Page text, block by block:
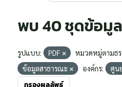
พบ 40 ชุดข้อมูล
รูปแบบ: PDF
หมวดหมู่ตามธ
ข้อมูลสาธารณะ
องค์กร: ศูน
กรองผลลัพธ์